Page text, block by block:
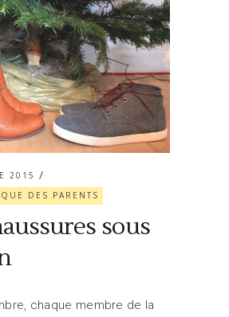
2015
DES PARENTS
sous
chaque membre de la